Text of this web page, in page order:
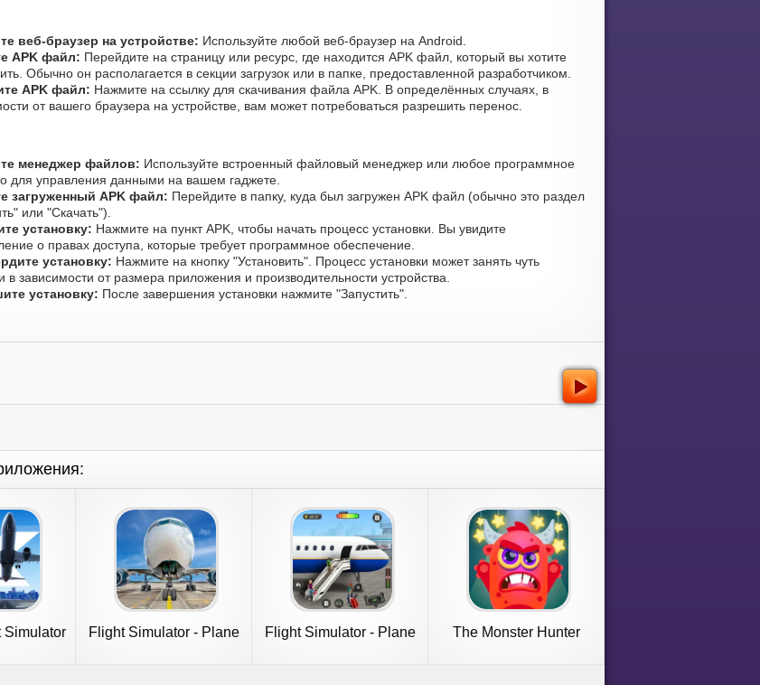
веб-браузер на устройстве: Используйте любой веб-браузер на Android.
APK файл: Перейдите на страницу или ресурс, где находится APK файл, который вы хотите
Обычно он располагается в секции загрузок или в папке, предоставленной разработчиком.
APK файл: Нажмите на ссылку для скачивания файла APK. В определённых случаях, в
от вашего браузера на устройстве, вам может потребоваться разрешить перенос.
менеджер файлов: Используйте встроенный файловый менеджер или любое программное
для управления данными на вашем гаджете.
загруженный APK файл: Перейдите в папку, куда был загружен APK файл (обычно это раздел
или "Скачать").
установку: Нажмите на пункт APK, чтобы начать процесс установки. Вы увидите
о правах доступа, которые требует программное обеспечение.
установку: Нажмите на кнопку "Установить". Процесс установки может занять чуть
в зависимости от размера приложения и производительности устройства.
установку: После завершения установки нажмите "Запустить".
Simulator
Flight Simulator - Plane
Flight Simulator - Plane
The Monster Hunter